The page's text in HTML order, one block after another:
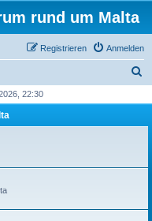
rund um Malta
Anmelden
Registrieren
h
22:30